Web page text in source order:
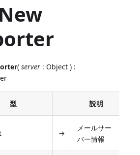
(server : Object ) :
型 説明
→
メールサー
バー情報